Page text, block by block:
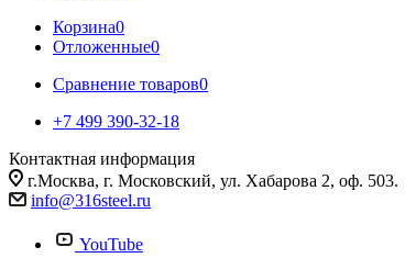
Корзина0
Отложенные0
Сравнение товаров0
+7 499 390-32-18
Контактная информация
г.Москва, г. Московский, ул. Хабарова 2, оф. 503.
info@316steel.ru
YouTube